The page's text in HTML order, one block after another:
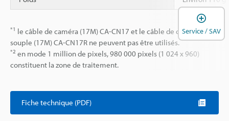
*1 le câble de caméra (17M) CA-CN17 et le câble de caméra très
souple (17M) CA-CN17R ne peuvent pas être utilisés.
*2 en mode 1 million de pixels, 980 000 pixels (1 024 x 960)
constituent la zone de traitement.
Fiche technique (PDF)
Service / SAV